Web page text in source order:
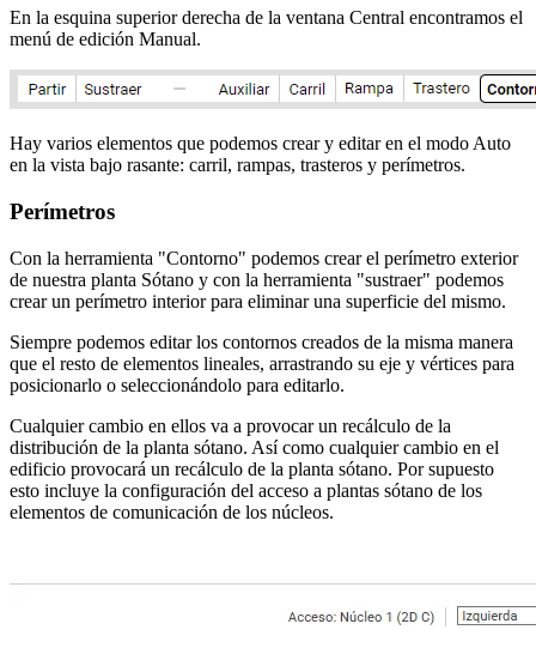
En la esquina superior derecha de la ventana Central encontramos el
menú de edición Manual.
Hay varios elementos que podemos crear y editar en el modo Auto
en la vista bajo rasante: carril, rampas, trasteros y perímetros.
Perímetros
Con la herramienta "Contorno" podemos crear el perímetro exterior
de nuestra planta Sótano y con la herramienta "sustraer" podemos
crear un perímetro interior para eliminar una superficie del mismo.
Siempre podemos editar los contornos creados de la misma manera
que el resto de elementos lineales, arrastrando su eje y vértices para
posicionarlo o seleccionándolo para editarlo.
Cualquier cambio en ellos va a provocar un recálculo de la
distribución de la planta sótano. Así como cualquier cambio en el
edificio provocará un recálculo de la planta sótano. Por supuesto
esto incluye la configuración del acceso a plantas sótano de los
elementos de comunicación de los núcleos.